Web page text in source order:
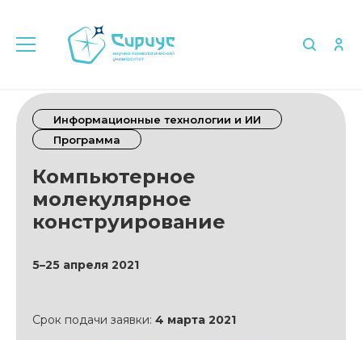
Информационные технологии и ИИ
Программа
Компьютерное
молекулярное
конструирование
5–25 апреля 2021
Срок подачи заявки: 4 марта 2021